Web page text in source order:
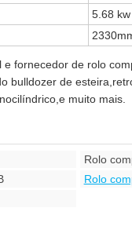
5.68 kw
fornecedor de rolo
bulldozer de
muito mais.
Rolo
Rolo